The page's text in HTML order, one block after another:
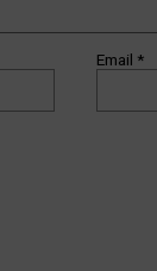
Email *